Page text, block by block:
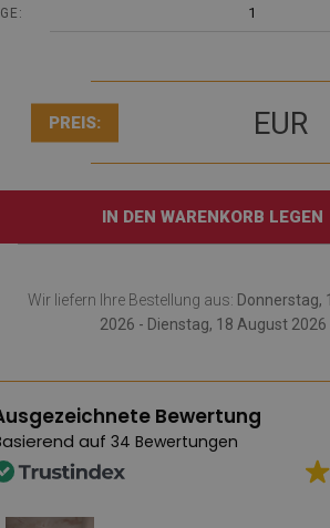
1
PREIS: EUR
IN DEN WARENKORB LEGEN
Wir liefern Ihre Bestellung aus: Donnerstag,
2026 - Dienstag, 18 August 2026
Bewertung
auf 34 Bewertungen